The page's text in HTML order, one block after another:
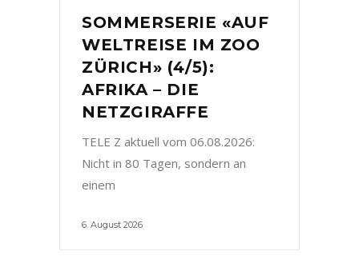
SOMMERSERIE «AUF
WELTREISE IM ZOO
ZÜRICH» (4/5):
AFRIKA – DIE
NETZGIRAFFE
TELE Z aktuell vom 06.08.2026:
Nicht in 80 Tagen, sondern an
einem
6. August 2026